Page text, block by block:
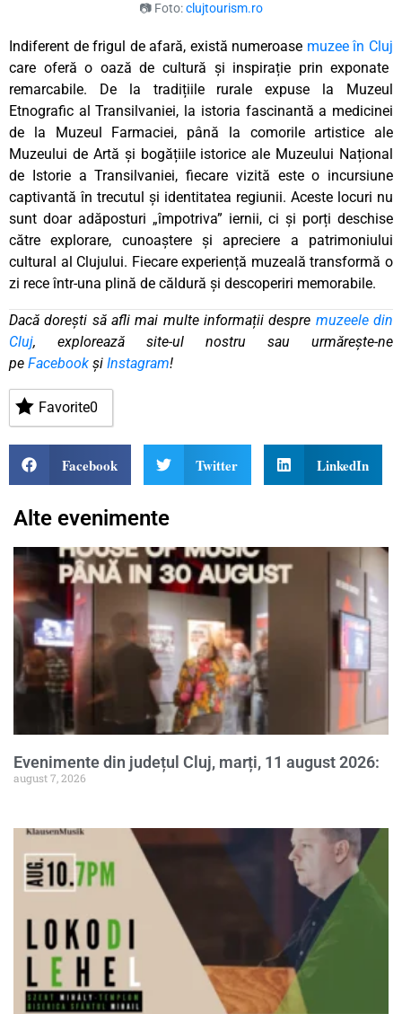
📷 Foto:clujtourism.ro
Indiferent de frigul de afară, există numeroase muzee în Cluj
care oferă o oază de cultură și inspirație prin exponate
remarcabile. De la tradițiile rurale expuse la Muzeul
Etnografic al Transilvaniei, la istoria fascinantă a medicinei
de la Muzeul Farmaciei, până la comorile artistice ale
Muzeului de Artă și bogățiile istorice ale Muzeului Național
de Istorie a Transilvaniei, fiecare vizită este o incursiune
captivantă în trecutul și identitatea regiunii. Aceste locuri nu
sunt doar adăposturi „împotriva” iernii, ci și porți deschise
către explorare, cunoaștere și apreciere a patrimoniului
cultural al Clujului. Fiecare experiență muzeală transformă o
zi rece într-una plină de căldură și descoperiri memorabile.
Dacă dorești să afli mai multe informații despre muzeele din
Cluj, explorează site-ul nostru sau urmărește-ne
pe Facebook și Instagram!
Favorite0
Facebook Twitter LinkedIn
Alte evenimente
Evenimente din județul Cluj, marți, 11 august 2026:
august 7, 2026